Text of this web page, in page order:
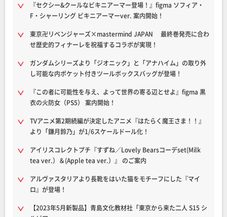
『セクシー&クールなビキニアーマー登場！』figma ソフィア・
F・シャーリング ビキニアーマーver. 案内開始！
東京卍リベンジャーズ×mastermind JAPAN 最終巻発売に合わ
せ歴史的フィナーレを祝福するコラボが実現！
ガンダムシリーズより「ジオニック」と「アナハイム」の取り外
し可能な内ポケット付きツールボックスバッグが登場！
『この者に可能性を与え、よって世界の寄る辺とせよ』figma 黒
衣の火防女（PS5） 案内開始！
TVアニメ第2期続編が決定したアニメ『はたらく魔王さま！！』
より「鎌月鈴乃」が1/6スケールドール化！
アイリスコレクトプチ『すずね／Lovely Bearsコーデset(Milk
tea ver.）＆(Apple tea ver.）』 のご案内
アルヴァスタリアより長靴をはいた猫をモチーフにした『マイ
ロ』が登場！
【2023年5月新製品】青島文化教材社「東京から来た二人 S15 シ